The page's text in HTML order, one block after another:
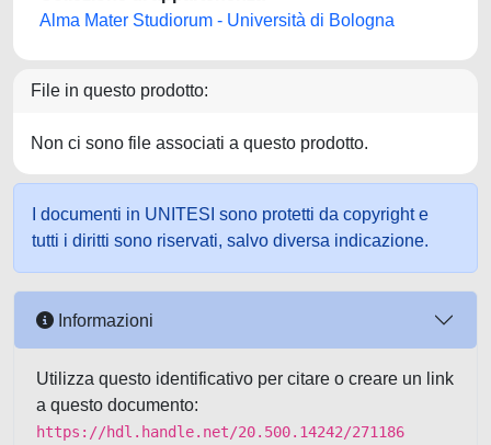
Alma Mater Studiorum - Università di Bologna
File in questo prodotto:
Non ci sono file associati a questo prodotto.
I documenti in UNITESI sono protetti da copyright e
tutti i diritti sono riservati, salvo diversa indicazione.
Informazioni
Utilizza questo identificativo per citare o creare un link
a questo documento:
https://hdl.handle.net/20.500.14242/271186